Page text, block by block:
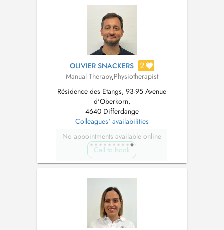
vos capacités physiques, diminuer vos
douleurs et reprendre vos activités
quotidiennes, profess...
OLIVIER SNACKERS 2
Manual Therapy,Physiotherapist
Résidence des Etangs, 93-95 Avenue
d'Oberkorn,
4640 Differdange
Colleagues' availabilities
No appointments available online
Call to book